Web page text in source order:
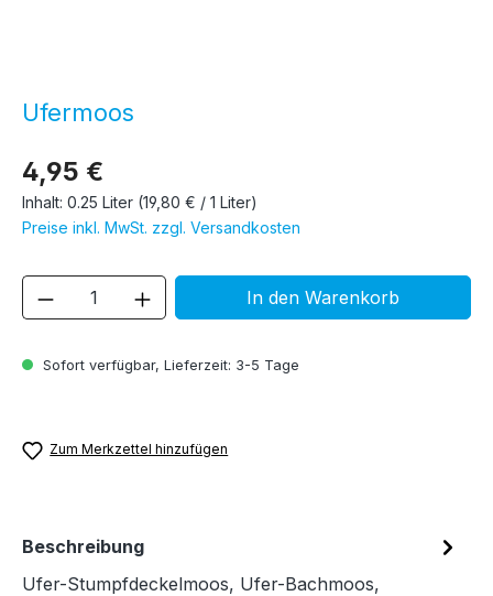
Ufermoos
4,95 €
Inhalt: 0.25 Liter (19,80 € / 1 Liter)
Preise inkl. MwSt. zzgl. Versandkosten
Sofort verfügbar, Lieferzeit: 3-5 Tage
Produkt Anzahl: Gib denIn den Warenkorb
Zum Merkzettel hinzufügen
Beschreibung
Ufer-Stumpfdeckelmoos, Ufer-Bachmoos,